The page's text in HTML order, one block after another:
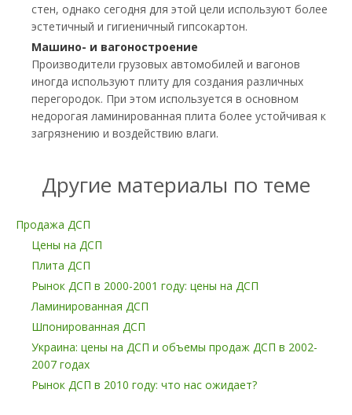
стен, однако сегодня для этой цели используют более
эстетичный и гигиеничный гипсокартон.
Машино- и вагоностроение
Производители грузовых автомобилей и вагонов
иногда используют плиту для создания различных
перегородок. При этом используется в основном
недорогая ламинированная плита более устойчивая к
загрязнению и воздействию влаги.
Другие материалы по теме
Продажа ДСП
Цены на ДСП
Плита ДСП
Рынок ДСП в 2000-2001 году: цены на ДСП
Ламинированная ДСП
Шпонированная ДСП
Украина: цены на ДСП и объемы продаж ДСП в 2002-
2007 годах
Рынок ДСП в 2010 году: что нас ожидает?